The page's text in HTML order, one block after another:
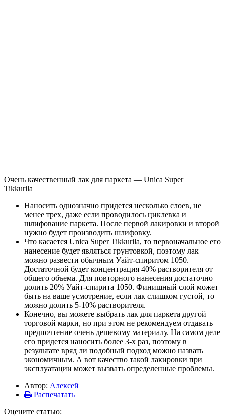
Очень качественный лак для паркета — Unica Super
Tikkurila
Наносить однозначно придется несколько слоев, не
менее трех, даже если проводилось циклевка и
шлифование паркета. После первой лакировки и второй
нужно будет производить шлифовку.
Что касается Unica Super Tikkurila, то первоначальное его
нанесение будет являться грунтовкой, поэтому лак
можно развести обычным Уайт-спиритом 1050.
Достаточной будет концентрация 40% растворителя от
общего объема. Для повторного нанесения достаточно
долить 20% Уайт-спирита 1050. Финишный слой может
быть на ваше усмотрение, если лак слишком густой, то
можно долить 5-10% растворителя.
Конечно, вы можете выбрать лак для паркета другой
торговой марки, но при этом не рекомендуем отдавать
предпочтение очень дешевому материалу. На самом деле
его придется наносить более 3-х раз, поэтому в
результате вряд ли подобный подход можно назвать
экономичным. А вот качество такой лакировки при
эксплуатации может вызвать определенные проблемы.
Автор: Алексей
Распечатать
Оцените статью: